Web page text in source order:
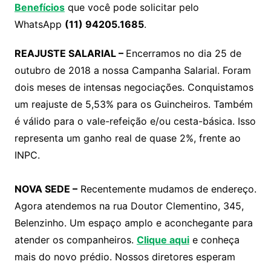
Benefíciosque você pode solicitar pelo
WhatsApp (11) 94205.1685.
REAJUSTE SALARIAL – Encerramos no dia 25 de
outubro de 2018 a nossa Campanha Salarial. Foram
dois meses de intensas negociações. Conquistamos
um reajuste de 5,53% para os Guincheiros. Também
é válido para o vale-refeição e/ou cesta-básica. Isso
representa um ganho real de quase 2%, frente ao
INPC.
NOVA SEDE –Recentemente mudamos de endereço.
Agora atendemos na rua Doutor Clementino, 345,
Belenzinho. Um espaço amplo e aconchegante para
atender os companheiros. Clique aquie conheça
mais do novo prédio. Nossos diretores esperam